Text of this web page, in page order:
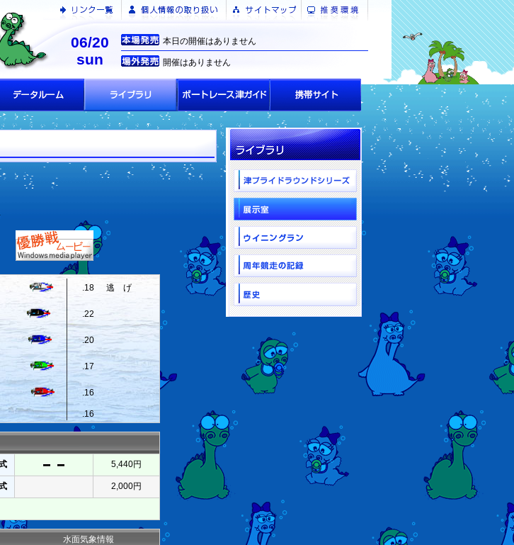
本日の開催はありません
開催はありません
06/20
sun
.18 逃 げ
.22
.20
.17
.16
.16
5,440円
2,000円
水面気象情報